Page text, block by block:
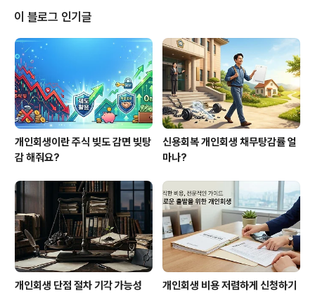
래도 뭔가 불이익이 있지 않냐? 없습니다. 전과자 되는거
신불자 되는거 아닙니다. 회생 변제계획 끝나면 개인회생
자 기록도 삭제가 됩니다. 통장사용 가능하고 변제기간 동
안 1금융 신용대출은 안해줄 수도 있지만 그외 신용 생활은
가능합니다. 신용카드도 발급해주는 곳 있으니 발급받아
사용 가능합니다. 통장 체크카드 다..
이 블로그 인기글
개인회생이란 주식 빚도 감면 빚탕
감 해줘요?
신용회복 개인회생 채무탕감률 얼
마나?
개인회생 단점 절차 기각 가능성 개인회생 비용 저렴하게 신청하기